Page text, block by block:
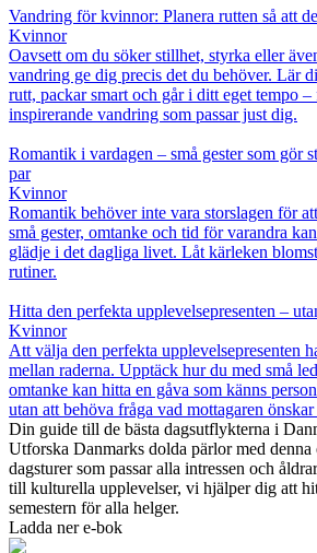
Vandring för kvinnor: Planera rutten så att
Kvinnor
Oavsett om du söker stillhet, styrka eller
vandring ge dig precis det du behöver. Lär
rutt, packar smart och går i ditt eget tempo
inspirerande vandring som passar just dig.
Romantik i vardagen – små gester som gör
par
Kvinnor
Romantik behöver inte vara storslagen för
små gester, omtanke och tid för varandra
glädje i det dagliga livet. Låt kärleken
rutiner.
Hitta den perfekta upplevelsepresenten –
Kvinnor
Att välja den perfekta upplevelsepresenten
mellan raderna. Upptäck hur du med små
omtanke kan hitta en gåva som känns
utan att behöva fråga vad mottagaren önskar
Din guide till de bästa dagsutflykterna i
Utforska Danmarks dolda pärlor med
dagsturer som passar alla intressen och
till kulturella upplevelser, vi hjälper dig att
semestern för alla helger.
Ladda ner e-bok